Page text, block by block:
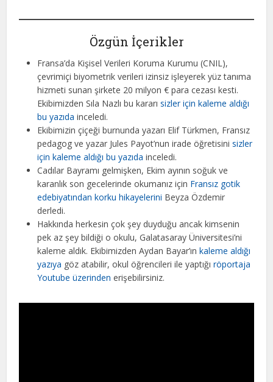
Özgün İçerikler
Fransa’da Kişisel Verileri Koruma Kurumu (CNIL),
çevrimiçi biyometrik verileri izinsiz işleyerek yüz tanıma
hizmeti sunan şirkete 20 milyon € para cezası kesti.
Ekibimizden Sıla Nazlı bu kararısizler için kaleme aldığı
bu yazıda inceledi.
Ekibimizin çiçeği burnunda yazarı Elif Türkmen, Fransız
pedagog ve yazar Jules Payot’nun irade öğretisinisizler
için kaleme aldığı bu yazıda inceledi.
Cadılar Bayramı gelmişken, Ekim ayının soğuk ve
karanlık son gecelerinde okumanız için Fransız gotik
edebiyatından korku hikayelerini Beyza Özdemir
derledi.
Hakkında herkesin çok şey duyduğu ancak kimsenin
pek az şey bildiği o okulu, Galatasaray Üniversitesi’ni
kaleme aldık. Ekibimizden Aydan Bayar’ınkaleme aldığı
yazıya göz atabilir, okul öğrencileri ile yaptığıröportaja
Youtube üzerinden erişebilirsiniz.